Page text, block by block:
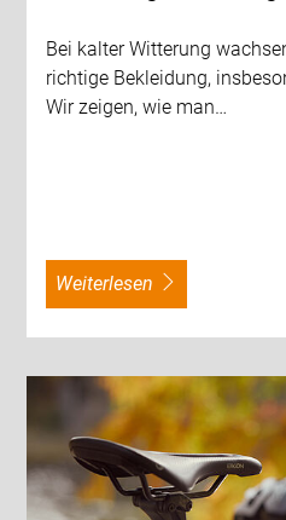
Bei kalter Witterung
richtige Bekleidung,
Wir zeigen, wie man…
weiterlesen